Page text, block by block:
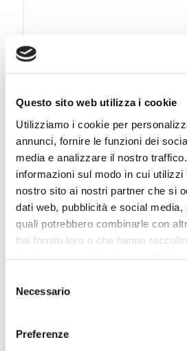
Questo sito web utilizza i cookie
Utilizziamo i cookie per
annunci, fornire le funzioni dei
media e analizzare il nostro
informazioni sul modo in cui utilizzi
nostro sito ai nostri partner che si
dati web, pubblicità e social media,
quali potrebbero combinarle con
hai fornito loro o che hanno
modificarlo andando alla pagina dei
delNecessario
Preferenze
Per poter inviare la tua richiesta devi
dati secondo le privacy policy di questo